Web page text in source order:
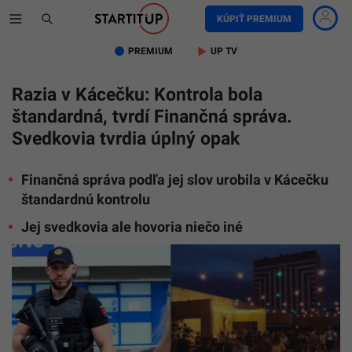
KÚPIŤ PREMIUM
PREMIUM UP TV
Razia v Kácečku: Kontrola bola
štandardná, tvrdí Finančná správa.
Svedkovia tvrdia úplný opak
Finančná správa podľa jej slov urobila v Kácečku
štandardnú kontrolu
Jej svedkovia ale hovoria niečo iné